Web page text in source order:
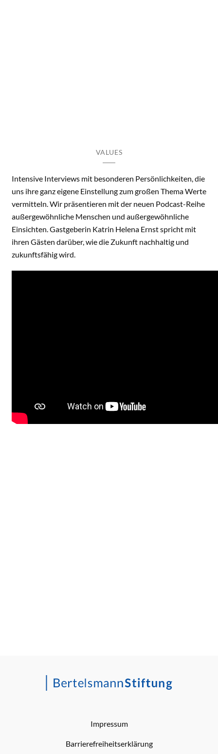
VALUES
Intensive Interviews mit besonderen Persönlichkeiten, die
uns ihre ganz eigene Einstellung zum großen Thema Werte
vermitteln. Wir präsentieren mit der neuen Podcast-Reihe
außergewöhnliche Menschen und außergewöhnliche
Einsichten. Gastgeberin Katrin Helena Ernst spricht mit
ihren Gästen darüber, wie die Zukunft nachhaltig und
zukunftsfähig wird.
Impressum
Barrierefreiheitserklärung